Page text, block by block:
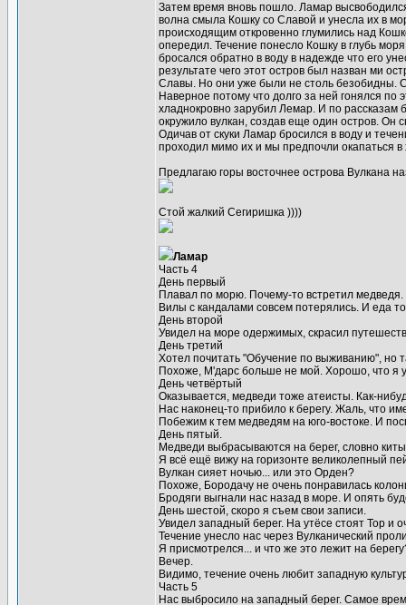
Затем время вновь пошло. Ламар
волна смыла Кошку со Славой и унесла их в
происходящим откровенно глумились над
опередил. Течение понесло Кошку в глубь
бросался обратно в воду в надежде что его
результате чего этот остров был назван ми
Славы. Но они уже были не столь безобидны.
Наверное потому что долго за ней гонялся
хладнокровно зарубил Лемар. И по рассказам
окружило вулкан, создав еще один остров. Он
Одичав от скуки Ламар бросился в воду и
проходил мимо их и мы предпочли окапаться
Предлагаю горы восточнее острова Вулкана
Стой жалкий Сегиришка ))))
Ламар
Часть 4
День первый
Плавал по морю. Почему-то встретил
Вилы с кандалами совсем потерялись. И еда
День второй
Увидел на море одержимых, скрасил
День третий
Хотел почитать "Обучение по выживанию",
Похоже, М'дарс больше не мой. Хорошо, что я
День четвёртый
Оказывается, медведи тоже атеисты. Как-
Нас наконец-то прибило к берегу. Жаль, что
Побежим к тем медведям на юго-востоке. И
День пятый.
Медведи выбрасываются на берег, словно
Я всё ещё вижу на горизонте великолепный
Вулкан сияет ночью... или это Орден?
Похоже, Бородачу не очень понравилась
Бродяги выгнали нас назад в море. И опять
День шестой, скоро я съем свои записи.
Увидел западный берег. На утёсе стоят Тор и
Течение унесло нас через Вулканический
Я присмотрелся... и что же это лежит на
Вечер.
Видимо, течение очень любит западную
Часть 5
Нас выбросило на западный берег. Самое